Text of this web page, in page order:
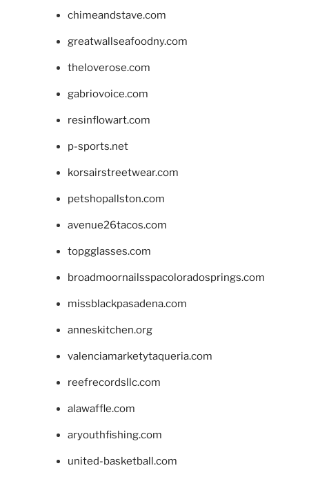
chimeandstave.com
greatwallseafoodny.com
theloverose.com
gabriovoice.com
resinflowart.com
p-sports.net
korsairstreetwear.com
petshopallston.com
avenue26tacos.com
topgglasses.com
broadmoornailsspacoloradosprings.com
missblackpasadena.com
anneskitchen.org
valenciamarketytaqueria.com
reefrecordsllc.com
alawaffle.com
aryouthfishing.com
united-basketball.com